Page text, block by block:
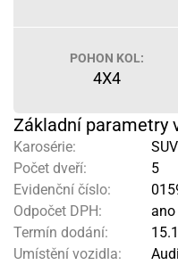
POHON KOL:
4X4
Základní parametry
Karosérie:
SUV
Počet dveří:
5
Evidenční číslo:
Odpočet DPH:
ano
Termín dodání:
Umístění vozidla:
Audi